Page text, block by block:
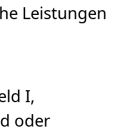
Leistungen
I,
oder